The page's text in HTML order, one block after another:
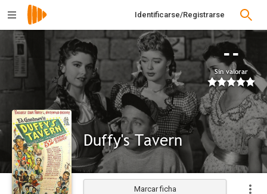
Identificarse/Registrarse
--
Sin valorar
Duffy's Tavern
Marcar ficha